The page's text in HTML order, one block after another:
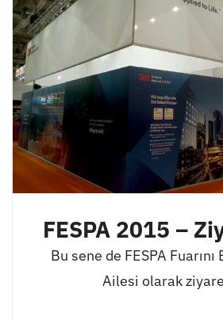
FESPA 2015 –
Bu sene de FESPA
Ailesi olarak